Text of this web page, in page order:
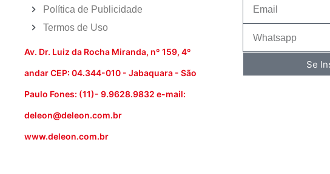
Política de Publicidade
Termos de Uso
Av. Dr. Luiz da Rocha Miranda, nº 159, 4º
andar CEP: 04.344-010 - Jabaquara - São
Paulo Fones: (11)- 9.9628.9832 e-mail:
deleon@deleon.com.br
www.deleon.com.br
Se